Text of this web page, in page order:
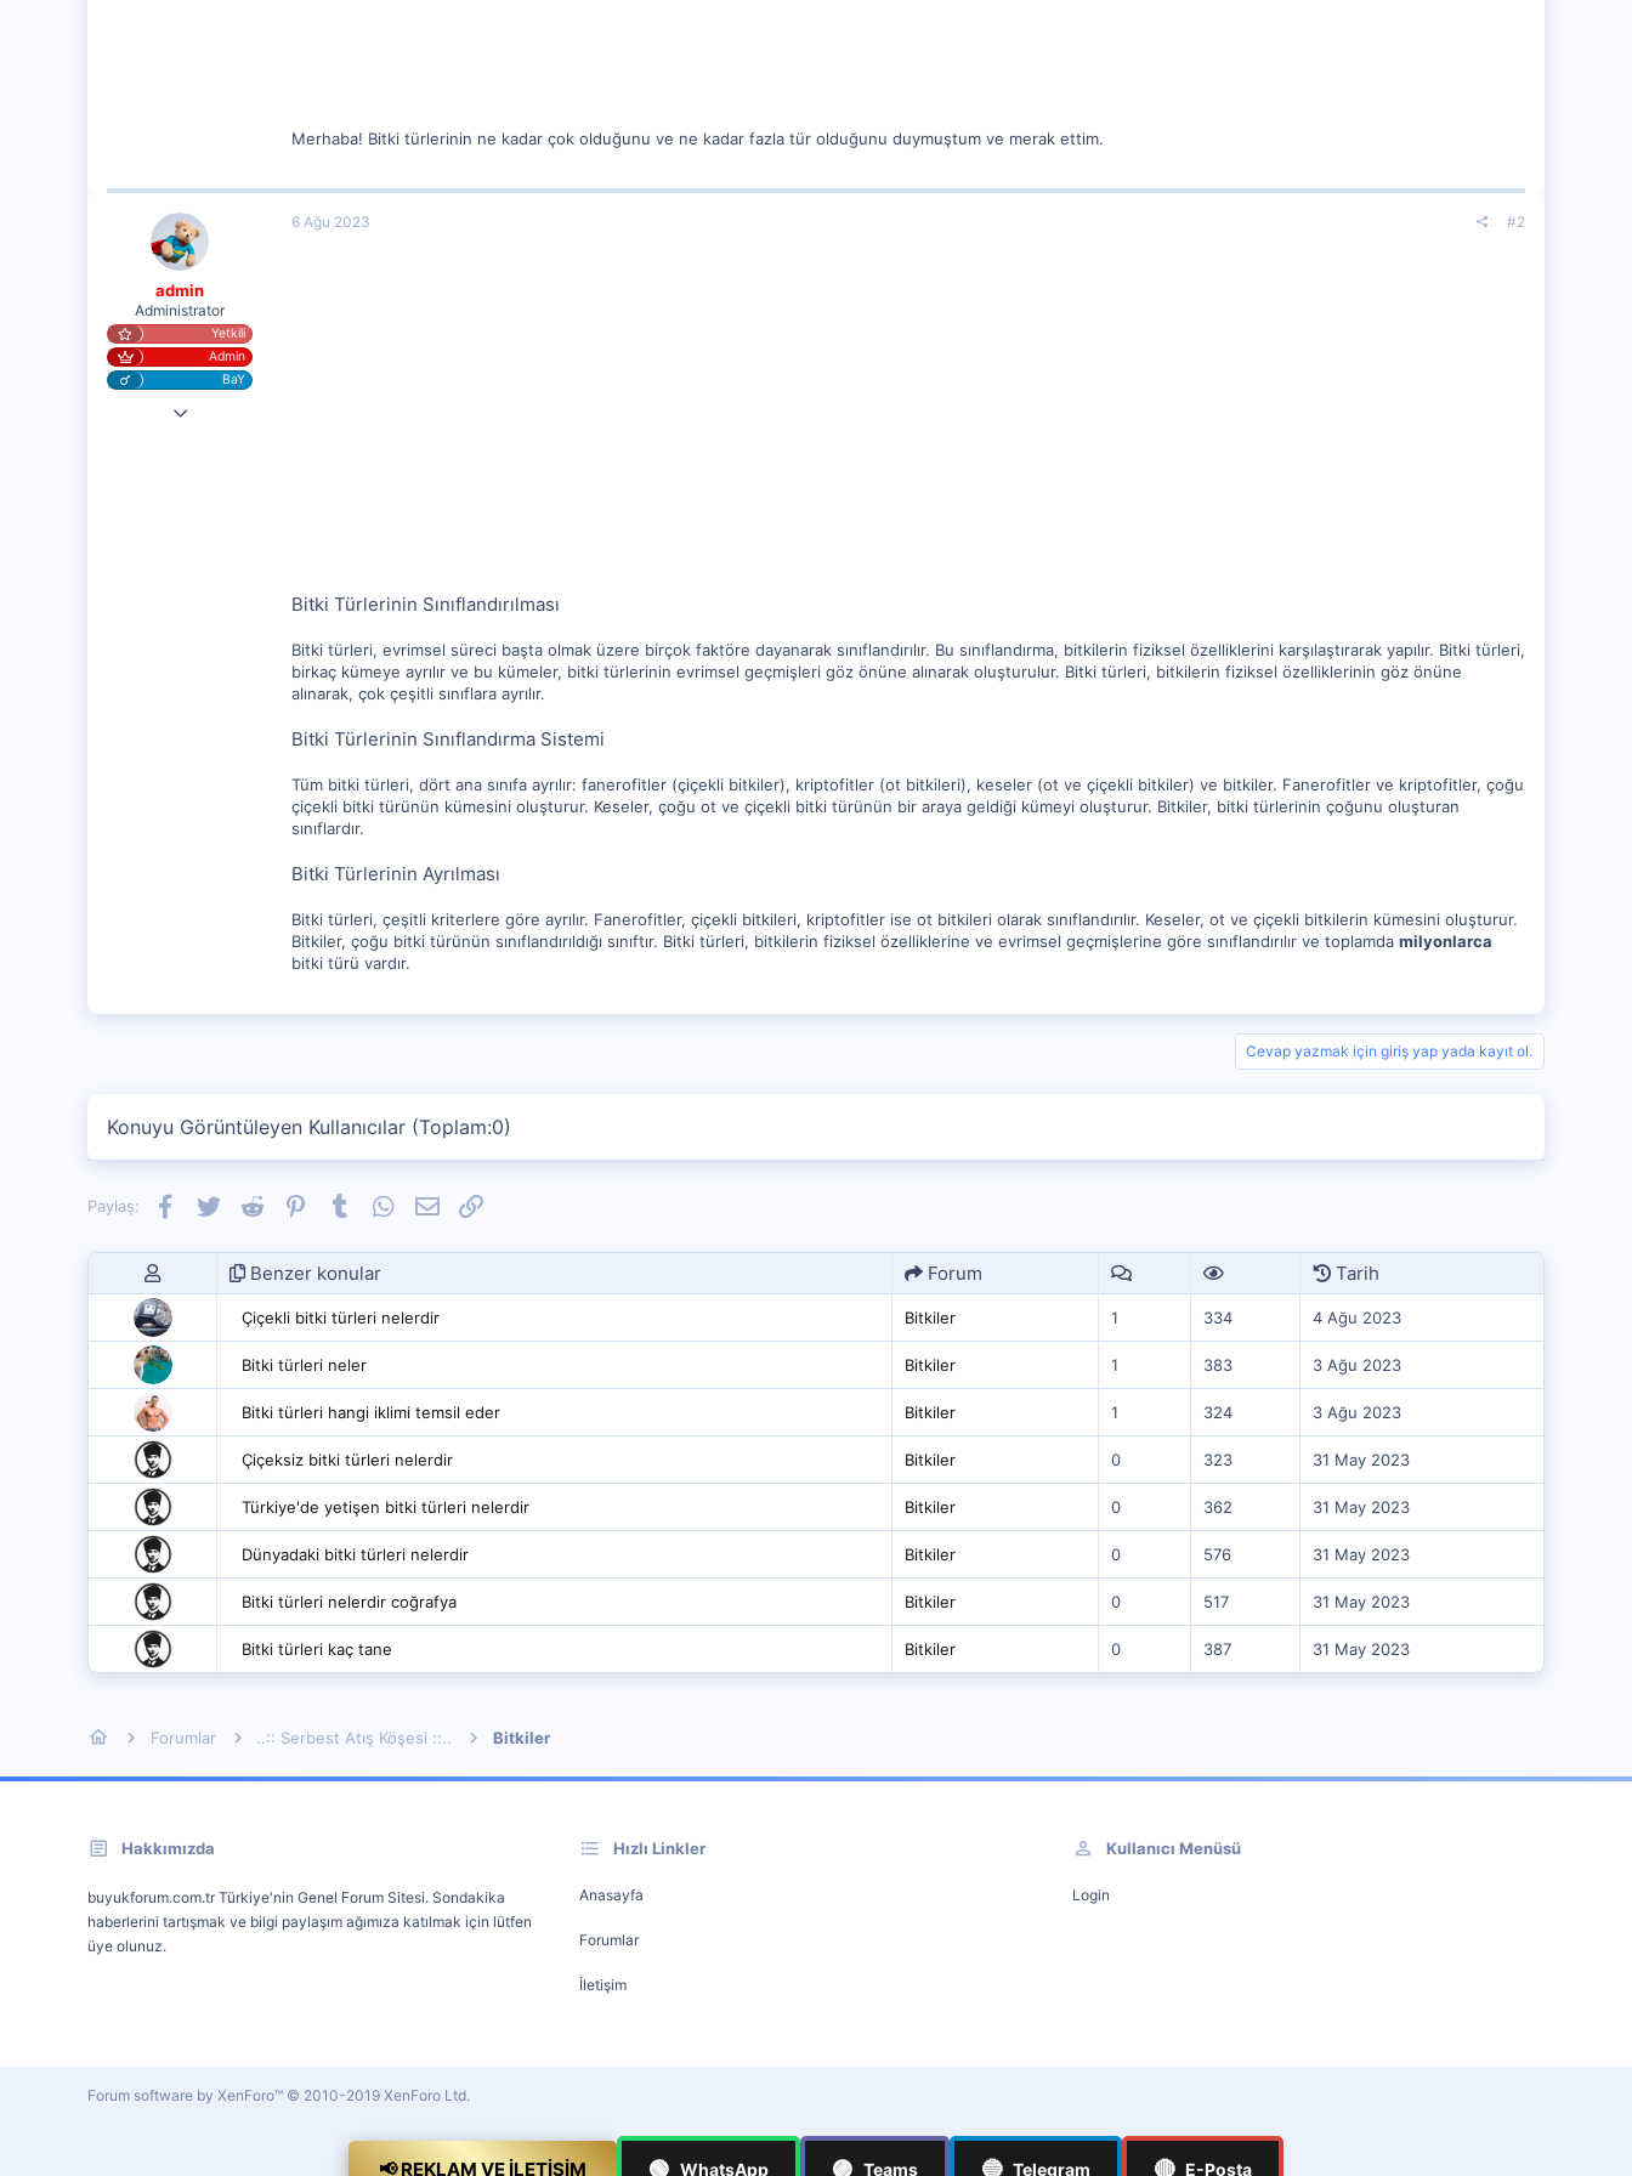
Merhaba! Bitki türlerinin ne kadar çok olduğunu ve ne kadar fazla tür olduğunu duymuştum ve merak ettim.
admin
Administrator
Yetkili
Admin
BaY
25 Eyl 2020
6 Ağu 2023 #2
Bitki Türlerinin Sınıflandırılması
Bitki türleri, evrimsel süreci başta olmak üzere birçok faktöre dayanarak sınıflandırılır. Bu sınıflandırma, bitkilerin fiziksel özelliklerini karşılaştırarak yapılır. Bitki türleri,
birkaç kümeye ayrılır ve bu kümeler, bitki türlerinin evrimsel geçmişleri göz önüne alınarak oluşturulur. Bitki türleri, bitkilerin fiziksel özelliklerinin göz önüne
alınarak, çok çeşitli sınıflara ayrılır.
Bitki Türlerinin Sınıflandırma Sistemi
Tüm bitki türleri, dört ana sınıfa ayrılır: fanerofitler (çiçekli bitkiler), kriptofitler (ot bitkileri), keseler (ot ve çiçekli bitkiler) ve bitkiler. Fanerofitler ve kriptofitler, çoğu
çiçekli bitki türünün kümesini oluşturur. Keseler, çoğu ot ve çiçekli bitki türünün bir araya geldiği kümeyi oluşturur. Bitkiler, bitki türlerinin çoğunu oluşturan
sınıflardır.
Bitki Türlerinin Ayrılması
Bitki türleri, çeşitli kriterlere göre ayrılır. Fanerofitler, çiçekli bitkileri, kriptofitler ise ot bitkileri olarak sınıflandırılır. Keseler, ot ve çiçekli bitkilerin kümesini oluşturur.
Bitkiler, çoğu bitki türünün sınıflandırıldığı sınıftır. Bitki türleri, bitkilerin fiziksel özelliklerine ve evrimsel geçmişlerine göre sınıflandırılır ve toplamda milyonlarca
bitki türü vardır.
Cevap yazmak için giriş yap yada kayıt ol.
Konuyu Görüntüleyen Kullanıcılar (Toplam:0)
Paylaş: Facebook
TwitterReddit PinterestTumblrWhatsApp
E-postaLink
Benzer konular Forum Tarih
Çiçekli bitki türleri nelerdir Bitkiler 1 334 4 Ağu 2023
Bitki türleri neler Bitkiler 1 383 3 Ağu 2023
Bitki türleri hangi iklimi temsil eder Bitkiler 1 324 3 Ağu 2023
Çiçeksiz bitki türleri nelerdir Bitkiler 0 323 31 May 2023
Türkiye'de yetişen bitki türleri nelerdir Bitkiler 0 362 31 May 2023
Dünyadaki bitki türleri nelerdir Bitkiler 0 576 31 May 2023
Bitki türleri nelerdir coğrafya Bitkiler 0 517 31 May 2023
Bitki türleri kaç tane Bitkiler 0 387 31 May 2023
Forumlar ..:: Serbest Atış Köşesi ::.. Bitkiler
Hakkımızda
buyukforum.com.tr Türkiye'nin Genel Forum Sitesi. Sondakika
haberlerini tartışmak ve bilgi paylaşım ağımıza katılmak için lütfen
üye olunuz.
Hızlı Linkler
Anasayfa
Forumlar
İletişim
Kullanıcı Menüsü
Login
Forum software by XenForo™ © 2010-2019 XenForo Ltd.
📢 REKLAM VE İLETIŞIM 🟢 WhatsApp 🟣 Teams 🔵 Telegram 🔴 E-Posta